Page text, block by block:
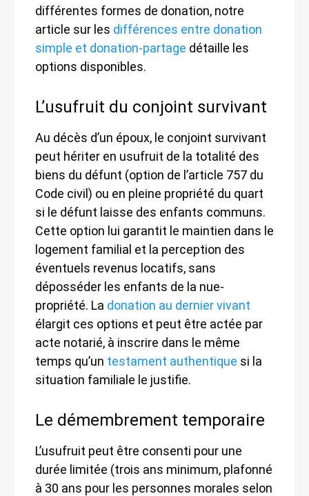
différentes formes de donation, notre
article sur les différences entre donation
simple et donation-partage détaille les
options disponibles.
L’usufruit du conjoint survivant
Au décès d’un époux, le conjoint survivant
peut hériter en usufruit de la totalité des
biens du défunt (option de l’article 757 du
Code civil) ou en pleine propriété du quart
si le défunt laisse des enfants communs.
Cette option lui garantit le maintien dans le
logement familial et la perception des
éventuels revenus locatifs, sans
déposséder les enfants de la nue-
propriété. La donation au dernier vivant
élargit ces options et peut être actée par
acte notarié, à inscrire dans le même
temps qu’un testament authentique si la
situation familiale le justifie.
Le démembrement temporaire
L’usufruit peut être consenti pour une
durée limitée (trois ans minimum, plafonné
à 30 ans pour les personnes morales selon